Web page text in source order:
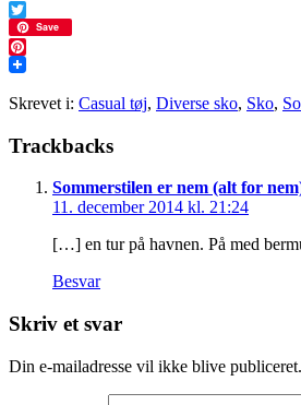
Twitter
Save
Pinterest
Skrevet i: Casual tøj, Diverse sko, Sko,
Læserinteraktioner
Trackbacks
Sommerstilen er nem (alt for
11. december 2014 kl. 21:24
[…] en tur på havnen. På med
Besvar
Skriv et svar
Din e-mailadresse vil ikke blive publiceret.